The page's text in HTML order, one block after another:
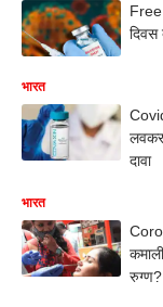
Free
दिवस
भारत
दावा
भारत
रुग्ण?